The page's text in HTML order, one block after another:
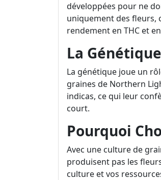
développées pour ne
uniquement des fleurs,
rendement en THC et
La
La génétique joue un
graines de Northern
indicas, ce qui leur
court.
Pourquoi
Avec une culture de
produisent pas les
culture et vos